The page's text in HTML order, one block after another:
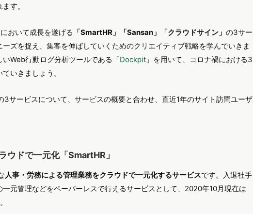
す。
おいて成長を遂げる 「SmartHR」「Sansan」「クラウドサイン」 の3サー
ズを捉え、集客を伸ばしていくためのクリエイティブ戦略を学んでいきま
Web行動ログ分析ツールである「Dockpit 」を用いて、コロナ禍における3
いきましょう。
3サービスについて、サービスの概要と合わせ、直近1年のサイト訪問ユーザ
ウドで一元化「SmartHR」
人事・労務による管理業務をクラウドで一元化するサービスです。入退社手
元管理などをペーパーレスで行えるサービスとして、2020年10月現在は